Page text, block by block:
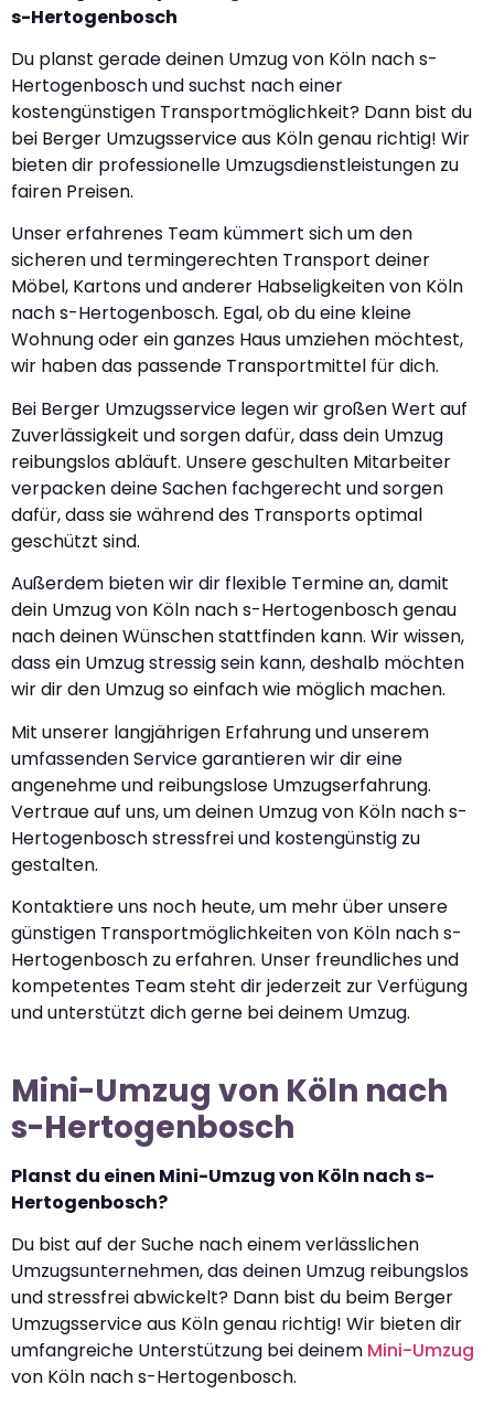
s-Hertogenbosch
Du planst gerade deinen Umzug von Köln nach s-
Hertogenbosch und suchst nach einer
kostengünstigen Transportmöglichkeit? Dann bist du
bei Berger Umzugsservice aus Köln genau richtig! Wir
bieten dir professionelle Umzugsdienstleistungen zu
fairen Preisen.
Unser erfahrenes Team kümmert sich um den
sicheren und termingerechten Transport deiner
Möbel, Kartons und anderer Habseligkeiten von Köln
nach s-Hertogenbosch. Egal, ob du eine kleine
Wohnung oder ein ganzes Haus umziehen möchtest,
wir haben das passende Transportmittel für dich.
Bei Berger Umzugsservice legen wir großen Wert auf
Zuverlässigkeit und sorgen dafür, dass dein Umzug
reibungslos abläuft. Unsere geschulten Mitarbeiter
verpacken deine Sachen fachgerecht und sorgen
dafür, dass sie während des Transports optimal
geschützt sind.
Außerdem bieten wir dir flexible Termine an, damit
dein Umzug von Köln nach s-Hertogenbosch genau
nach deinen Wünschen stattfinden kann. Wir wissen,
dass ein Umzug stressig sein kann, deshalb möchten
wir dir den Umzug so einfach wie möglich machen.
Mit unserer langjährigen Erfahrung und unserem
umfassenden Service garantieren wir dir eine
angenehme und reibungslose Umzugserfahrung.
Vertraue auf uns, um deinen Umzug von Köln nach s-
Hertogenbosch stressfrei und kostengünstig zu
gestalten.
Kontaktiere uns noch heute, um mehr über unsere
günstigen Transportmöglichkeiten von Köln nach s-
Hertogenbosch zu erfahren. Unser freundliches und
kompetentes Team steht dir jederzeit zur Verfügung
und unterstützt dich gerne bei deinem Umzug.
Mini-Umzug von Köln nach
s-Hertogenbosch
Planst du einen Mini-Umzug von Köln nach s-
Hertogenbosch?
Du bist auf der Suche nach einem verlässlichen
Umzugsunternehmen, das deinen Umzug reibungslos
und stressfrei abwickelt? Dann bist du beim Berger
Umzugsservice aus Köln genau richtig! Wir bieten dir
umfangreiche Unterstützung bei deinem Mini-Umzug
von Köln nach s-Hertogenbosch.